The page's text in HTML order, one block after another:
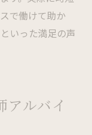
で働けて助か
いった満足の声
ルバイ